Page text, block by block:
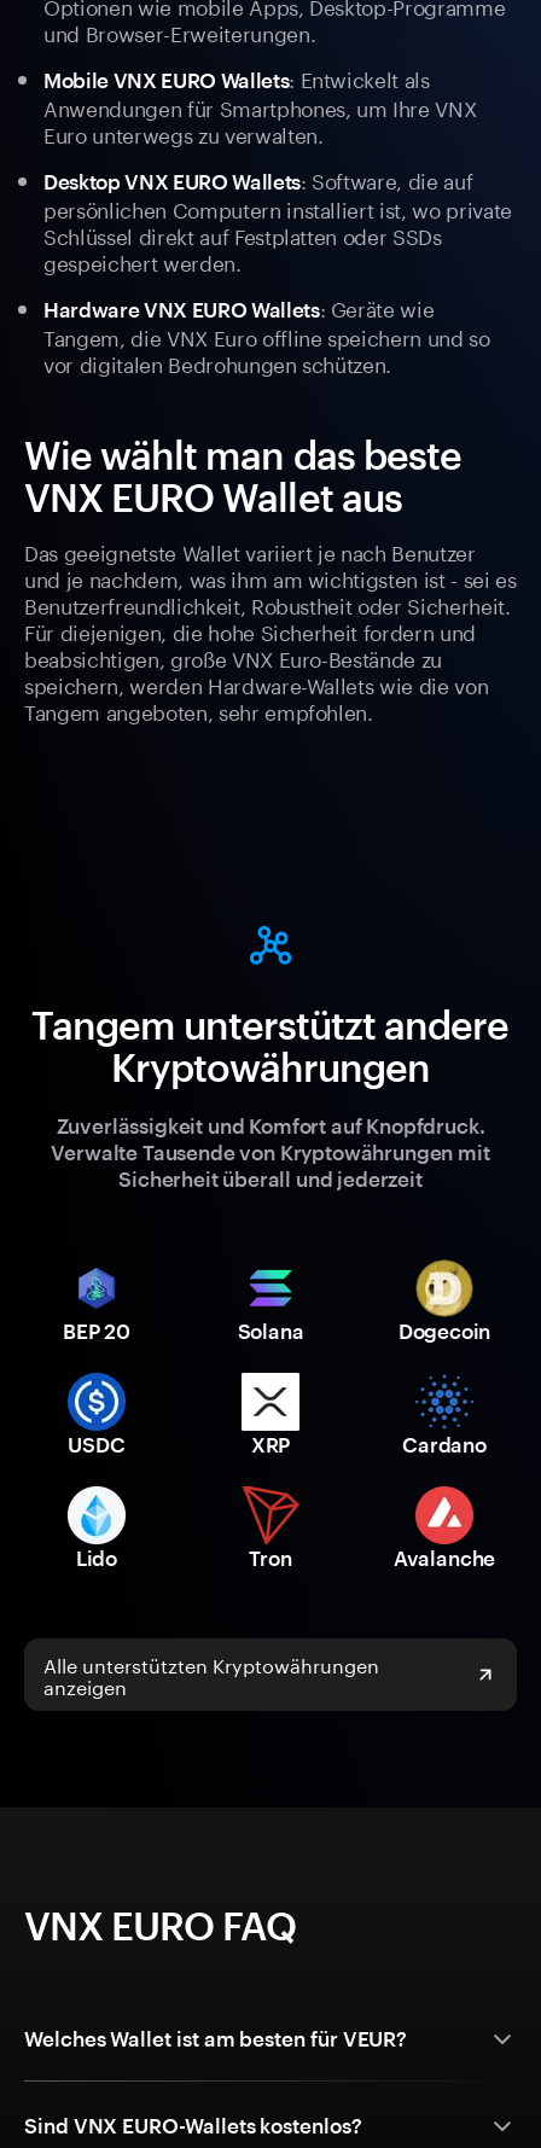
und Browser-Erweiterungen.
Mobile VNX EURO Wallets: Entwickelt als
Anwendungen für Smartphones, um Ihre VNX
Euro unterwegs zu verwalten.
Desktop VNX EURO Wallets: Software, die auf
persönlichen Computern installiert ist, wo private
Schlüssel direkt auf Festplatten oder SSDs
gespeichert werden.
Hardware VNX EURO Wallets: Geräte wie
Tangem, die VNX Euro offline speichern und so
vor digitalen Bedrohungen schützen.
Wie wählt man das beste
VNX EURO Wallet aus
Das geeignetste Wallet variiert je nach Benutzer
und je nachdem, was ihm am wichtigsten ist - sei es
Benutzerfreundlichkeit, Robustheit oder Sicherheit.
Für diejenigen, die hohe Sicherheit fordern und
beabsichtigen, große VNX Euro-Bestände zu
speichern, werden Hardware-Wallets wie die von
Tangem angeboten, sehr empfohlen.
Tangem unterstützt andere
Kryptowährungen
Zuverlässigkeit und Komfort auf Knopfdruck.
Verwalte Tausende von Kryptowährungen mit
Sicherheit überall und jederzeit
BEP 20 Solana Dogecoin
USDC XRP Cardano
Lido Tron Avalanche
Alle unterstützten Kryptowährungen
anzeigen
VNX EURO FAQ
Welches Wallet ist am besten für VEUR?
Sind VNX EURO-Wallets kostenlos?